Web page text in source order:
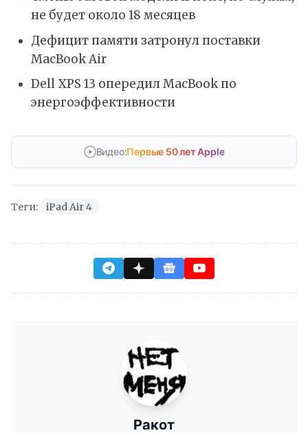
не будет около 18 месяцев
Дефицит памяти затронул поставки
MacBook Air
Dell XPS 13 опередил MacBook по
энергоэффективности
Видео:Первые 50 лет Apple
Теги: iPad Air 4
Ракот